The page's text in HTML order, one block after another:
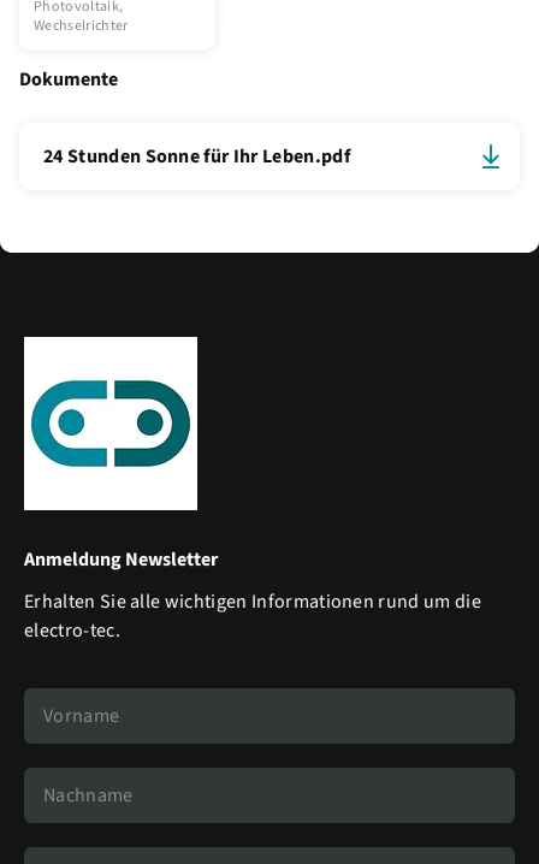
Photovoltaik,
Wechselrichter
Dokumente
24 Stunden Sonne für Ihr Leben.pdf
Anmeldung Newsletter
Erhalten Sie alle wichtigen Informationen rund um die
electro-tec.